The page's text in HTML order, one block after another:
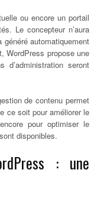
ou encore un portail
Le concepteur n’aura
automatiquement
WordPress propose une
d’administration seront
de contenu permet
ce soit pour améliorer le
pour optimiser le
disponibles.
: une